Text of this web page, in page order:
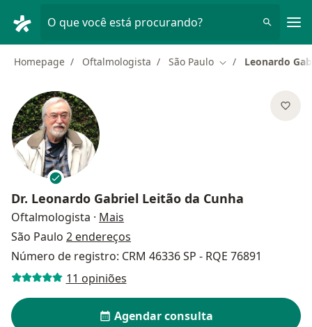
O que você está procurando?
Homepage Oftalmologista São Paulo Mudar de cidade
Leonardo
Dr. Leonardo Gabriel Leitão da Cunha
Oftalmologista · Mais
São Paulo 2 endereços
Número de registro: CRM 46336 SP - RQE 76891
11 opiniões
Agendar consulta